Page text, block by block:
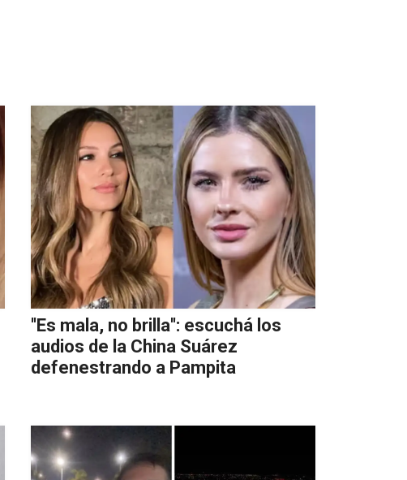
''Es mala, no brilla'': escuchá los
audios de la China Suárez
defenestrando a Pampita